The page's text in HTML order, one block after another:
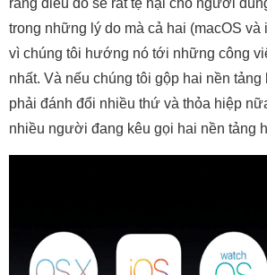
rằng điều đó sẽ rất tệ hại cho người
trong những lý do mà cả hai (macOS và
vì chúng tôi hướng nó tới những công
nhất. Và nếu chúng tôi gộp hai nền tảng
phải đánh đổi nhiều thứ và thỏa hiệp
nhiều người đang kêu gọi hai nền tảng